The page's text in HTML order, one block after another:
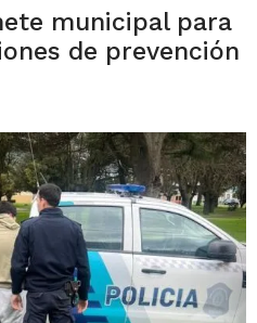
municipal para
de prevención